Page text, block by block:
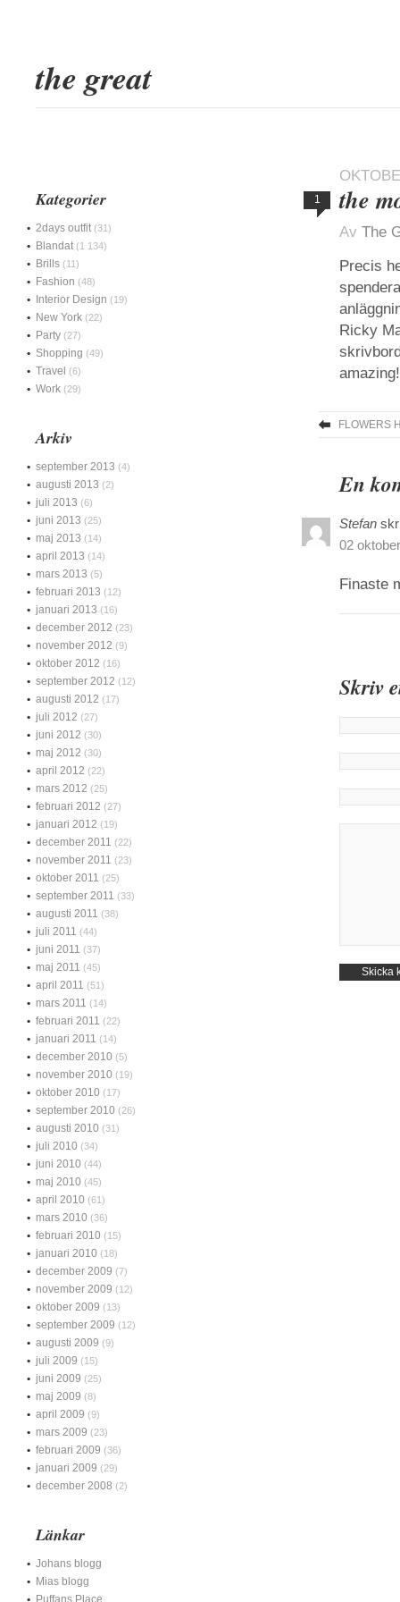
the great
1 the
Av The
Precis
Ricky
amazing!
FLOWERS
En
Stefan
02
Finaste
Skriv
Kategorier
2days outfit (31)
Blandat (1 134)
Brills (11)
Fashion (48)
Interior Design (19)
New York (22)
Party (27)
Shopping (49)
Travel (6)
Work (29)
Arkiv
september 2013 (4)
augusti 2013 (2)
juli 2013 (6)
juni 2013 (25)
maj 2013 (14)
april 2013 (14)
mars 2013 (5)
februari 2013 (12)
januari 2013 (16)
december 2012 (23)
november 2012 (9)
oktober 2012 (16)
september 2012 (12)
augusti 2012 (17)
juli 2012 (27)
juni 2012 (30)
maj 2012 (30)
april 2012 (22)
mars 2012 (25)
februari 2012 (27)
januari 2012 (19)
december 2011 (22)
november 2011 (23)
oktober 2011 (25)
september 2011 (33)
augusti 2011 (38)
juli 2011 (44)
juni 2011 (37)
maj 2011 (45)
april 2011 (51)
mars 2011 (14)
februari 2011 (22)
januari 2011 (14)
december 2010 (5)
november 2010 (19)
oktober 2010 (17)
september 2010 (26)
augusti 2010 (31)
juli 2010 (34)
juni 2010 (44)
maj 2010 (45)
april 2010 (61)
mars 2010 (36)
februari 2010 (15)
januari 2010 (18)
december 2009 (7)
november 2009 (12)
oktober 2009 (13)
september 2009 (12)
augusti 2009 (9)
juli 2009 (15)
juni 2009 (25)
maj 2009 (8)
april 2009 (9)
mars 2009 (23)
februari 2009 (36)
januari 2009 (29)
december 2008 (2)
Länkar
Johans blogg
Mias blogg
Puffans Place